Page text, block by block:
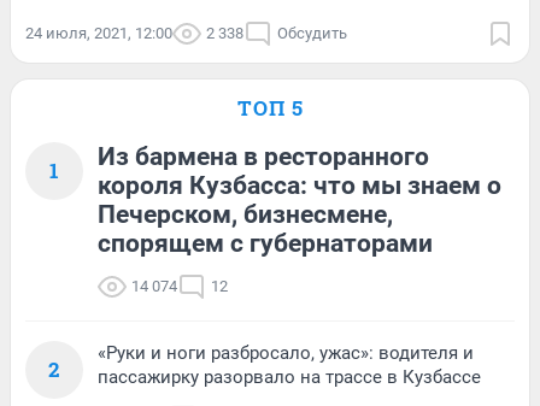
24 июля, 2021, 12:00 2 338 Обсудить
ТОП 5
1
Из бармена в ресторанного
короля Кузбасса: что мы знаем о
Печерском, бизнесмене,
спорящем с губернаторами
14 074 12
2
«Руки и ноги разбросало, ужас»: водителя и
пассажирку разорвало на трассе в Кузбассе